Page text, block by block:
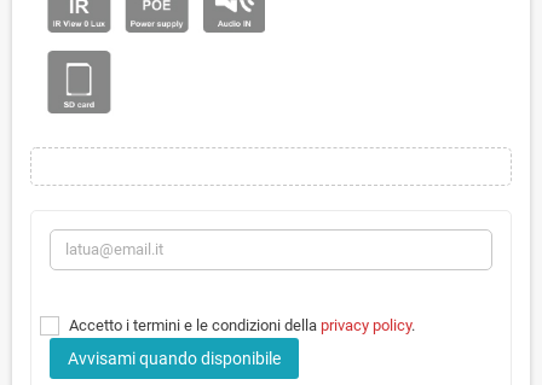
Accetto i termini e le condizioni della privacy policy.
Avvisami quando disponibile